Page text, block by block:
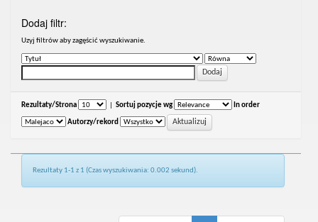
Dodaj filtr:
Uzyj filtrów aby zagęścić wyszukiwanie.
Rezultaty/Strona Sortuj pozycje wg In order
Autorzy/rekord
Rezultaty 1-1 z 1 (Czas wyszukiwania: 0.002 sekund).